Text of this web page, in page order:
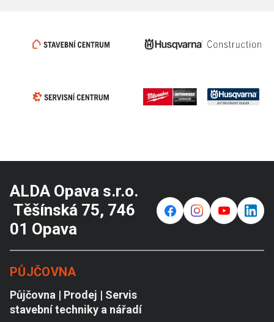
ALDA Opava s.r.o.
Těšínská 75, 746
01 Opava
f ⌁ y in
PŮJČOVNA
Půjčovna | Prodej | Servis
stavební techniky a nářadí